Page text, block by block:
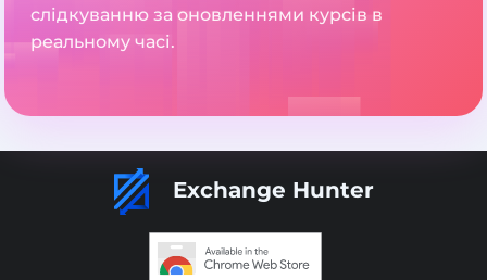
слідкуванню за оновленнями курсів в
реальному часі.
Exchange Hunter